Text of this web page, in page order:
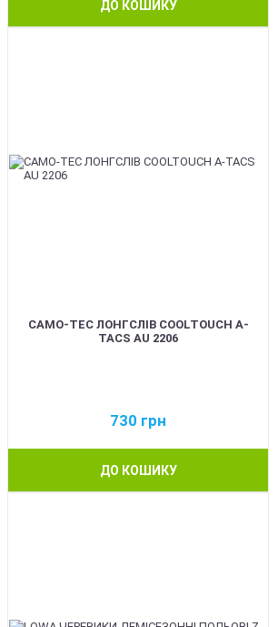
ДО КОШИКУ
CAMO-TEC ЛОНГСЛІВ COOLTOUCH A-
TACS AU 2206
730 грн
ДО КОШИКУ